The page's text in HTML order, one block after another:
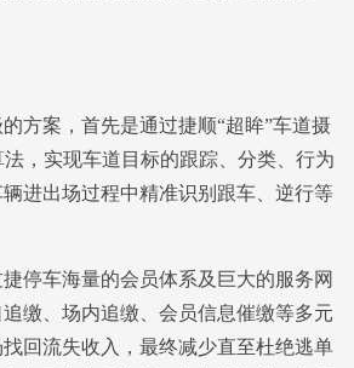
案，首先是通过捷顺“超眸”车道摄
，实现车道目标的跟踪、分类、行为
进出场过程中精准识别跟车、逆行等
车海量的会员体系及巨大的服务网
缴、场内追缴、会员信息催缴等多元
回流失收入，最终减少直至杜绝逃单